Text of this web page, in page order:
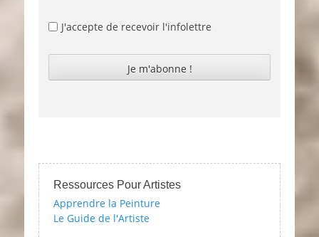
J'accepte de recevoir l'infolettre
Ressources Pour Artistes
Apprendre la Peinture
Le Guide de l'Artiste